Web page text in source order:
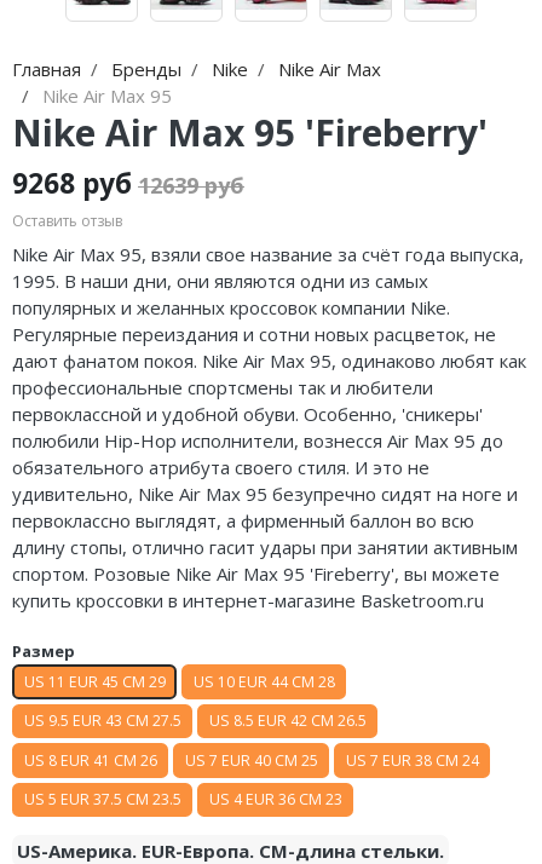
Главная Бренды Nike
Nike Air Max
Nike Air Max 95
Nike Air Max 95 'Fireberry'
9268 руб 12639 руб
Оставить отзыв
Nike Air Max 95, взяли свое название за счёт года выпуска,
1995. В наши дни, они являются одни из самых
популярных и желанных кроссовок компании Nike.
Регулярные переиздания и сотни новых расцветок, не
дают фанатом покоя. Nike Air Max 95, одинаково любят как
профессиональные спортсмены так и любители
первоклассной и удобной обуви. Особенно, 'сникеры'
полюбили Hip-Hop исполнители, вознесся Air Max 95 до
обязательного атрибута своего стиля. И это не
удивительно, Nike Air Max 95 безупречно сидят на ноге и
первоклассно выглядят, а фирменный баллон во всю
длину стопы, отлично гасит удары при занятии активным
спортом. Розовые Nike Air Max 95 'Fireberry', вы можете
купить кроссовки в интернет-магазине Basketroom.ru
Размер
US 11 EUR 45 CM 29
US 10 EUR 44 CM 28
US 9.5 EUR 43 CM 27.5
US 8.5 EUR 42 CM 26.5
US 8 EUR 41 CM 26
US 7 EUR 40 CM 25
US 7 EUR 38 CM 24
US 5 EUR 37.5 CM 23.5
US 4 EUR 36 CM 23
US-Америка. EUR-Европа. CM-длина стельки.
Air Jordan 312
Air Jordan 39
Air Jordan 38
Air Jordan 37
Air Jordan 36
Air Jordan 1
Air Jordan 3
Air Jordan 4
Air Jordan 5
Air Jordan 6
Air Jordan 7
Air Jordan 10
Air Jordan 11
Air Jordan 12
Nike Shox
Nike P-6000
Nike Initiator
Nike Pegasus
Nike Precision
Nike Hyperdunk
Nike Hyperset
Nike Cosmic Unity
Nike Air Deldon
Nike Sabrina
Nike A’ja
Nike ST
Nike GT
Nike Ja
adidas Gazelle
adidas Adistar
adidas adiFOM
adidas Adizero
adidas Harden
adidas Dame
adidas AE
Adidas Yeezy Boost 350 V2
ASICS
A Bathing Ape
Travis Scott
Converse
Old Order
LACOSTE
The North Face